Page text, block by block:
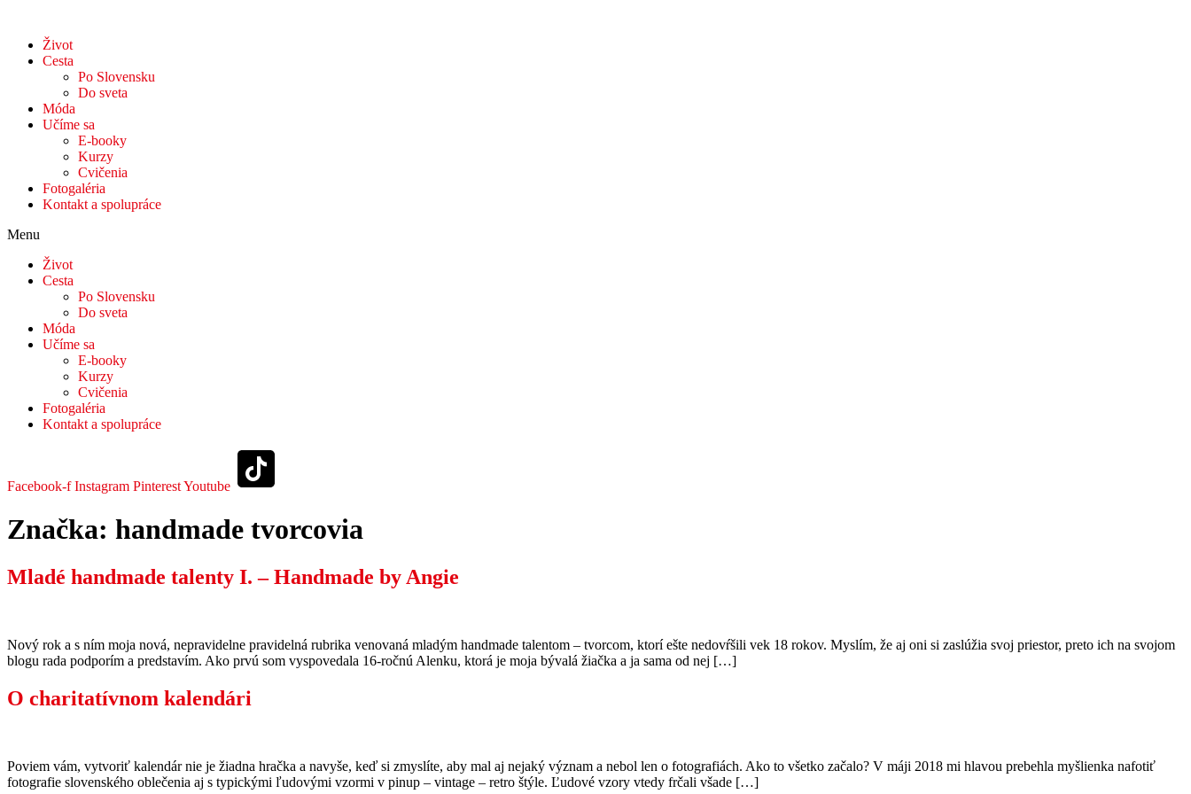
Život
Cesta
Po Slovensku
Do sveta
Móda
Učíme sa
E-booky
Kurzy
Cvičenia
Fotogaléria
Kontakt a spolupráce
Menu
Život
Cesta
Po Slovensku
Do sveta
Móda
Učíme sa
E-booky
Kurzy
Cvičenia
Fotogaléria
Kontakt a spolupráce
Facebook-f Instagram PinterestYoutube
Značka: handmade tvorcovia
Mladé handmade talenty I. – Handmade by Angie
Nový rok a s ním moja nová, nepravidelne pravidelná rubrika venovaná mladým handmade talentom – tvorcom, ktorí ešte nedovŕšili vek 18 rokov. Myslím, že aj oni si zaslúžia svoj priestor, preto ich na svojom
blogu rada podporím a predstavím. Ako prvú som vyspovedala 16-ročnú Alenku, ktorá je moja bývalá žiačka a ja sama od nej […]
O charitatívnom kalendári
Poviem vám, vytvoriť kalendár nie je žiadna hračka a navyše, keď si zmyslíte, aby mal aj nejaký význam a nebol len o fotografiách. Ako to všetko začalo? V máji 2018 mi hlavou prebehla myšlienka nafotiť
fotografie slovenského oblečenia aj s typickými ľudovými vzormi v pinup – vintage – retro štýle. Ľudové vzory vtedy frčali všade […]